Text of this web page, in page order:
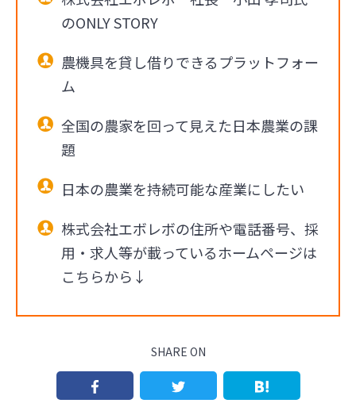
のONLY STORY
農機具を貸し借りできるプラットフォー
ム
全国の農家を回って見えた日本農業の課
題
日本の農業を持続可能な産業にしたい
株式会社エボレボの住所や電話番号、採
用・求人等が載っているホームページは
こちらから↓
SHARE ON